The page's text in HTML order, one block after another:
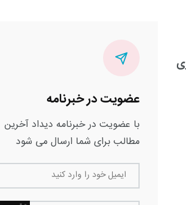
۱۴۰۴ جمهوری
عضویت در خبرنامه
با عضویت در خبرنامه دیداد آخرین
مطالب برای شما ارسال می شود
ایمیل خود را وارد کنید